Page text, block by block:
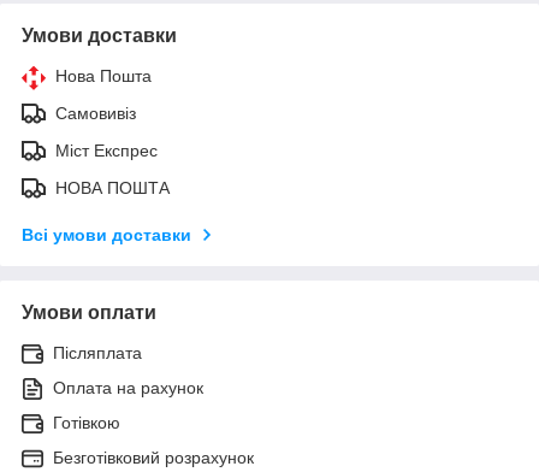
Умови доставки
Нова Пошта
Самовивіз
Міст Експрес
НОВА ПОШТА
Всі умови доставки
Умови оплати
Післяплата
Оплата на рахунок
Готівкою
Безготівковий розрахунок